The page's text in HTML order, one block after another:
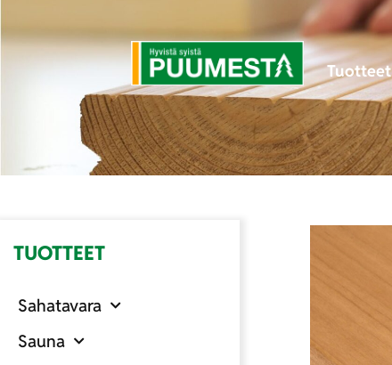
Tuotteet
TUOTTEET
Sahatavara
Sauna